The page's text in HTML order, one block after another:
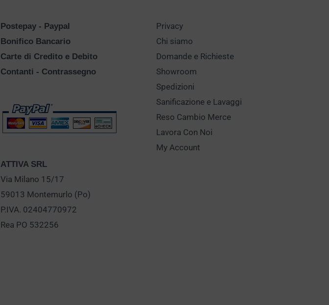
Postepay - Paypal
Bonifico Bancario
Carte di Credito e Debito
Contanti - Contrassegno
ATTIVA SRL
Via Milano 15/17
59013 Montemurlo (Po)
P.IVA. 02404770972
Rea PO 532256
Privacy
Chi siamo
Domande e Richieste
Showroom
Spedizioni
Sanificazione e Lavaggi
Reso Cambio Merce
Lavora Con Noi
My Account